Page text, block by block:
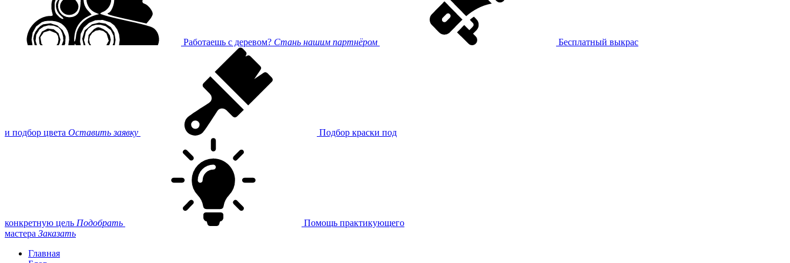
Работаешь с деревом? Стань нашим партнёром Бесплатный выкрас
и подбор цвета Оставить заявку Подбор краски под
конкретную цель Подобрать
Помощь практикующего
мастера Заказать
Главная